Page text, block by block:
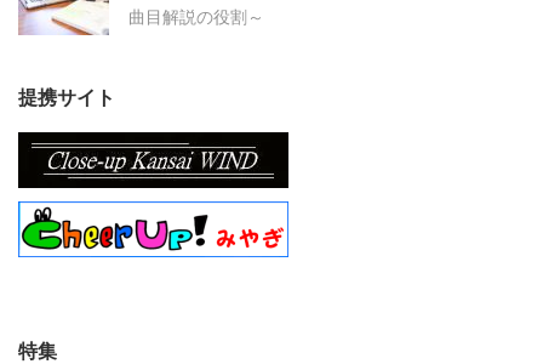
曲目解説の役割～
提携サイト
特集